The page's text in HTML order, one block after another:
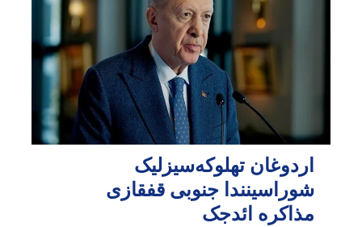
اردوغان تهلوکه‌سیزلیک
شوراسینندا جنوبی قفقازی
مذاکره ائد‌جک